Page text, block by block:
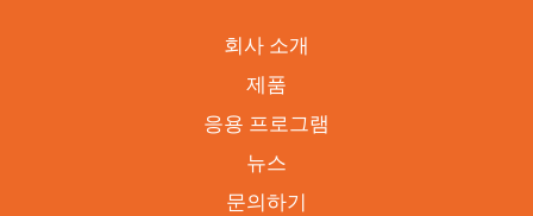
회사 소개
제품
응용 프로그램
뉴스
문의하기